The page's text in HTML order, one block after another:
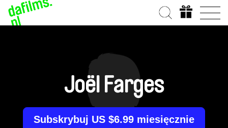
Joël Farges
Subskrybuj US $6.99 miesięcznie